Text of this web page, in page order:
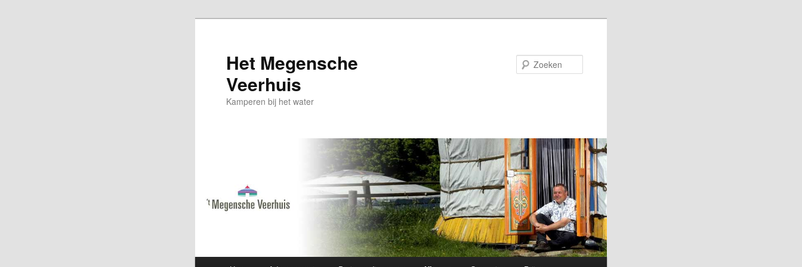
Het Megensche
Veerhuis
Kamperen bij het water